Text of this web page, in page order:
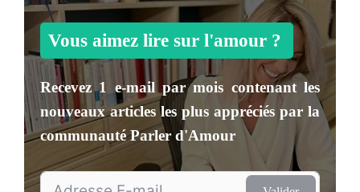
Vous aimez lire sur l'amour ?
Recevez1 e-mail par mois contenant les
nouveaux articles les plus appréciés par la
communautéParler d'Amour